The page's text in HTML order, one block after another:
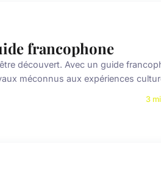
francophone
découvert. Avec un guide
méconnus aux expériences
3